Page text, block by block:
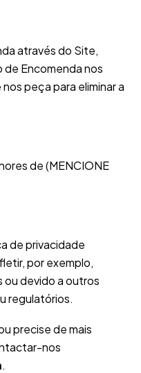
através do Site,
de Encomenda nos
peça para eliminar a
de (MENCIONE
de privacidade
por exemplo,
ou devido a outros
regulatórios.
precise de mais
nos
.